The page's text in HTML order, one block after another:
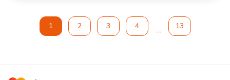
1 2 3 4 13